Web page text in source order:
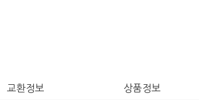
교환정보 상품정보